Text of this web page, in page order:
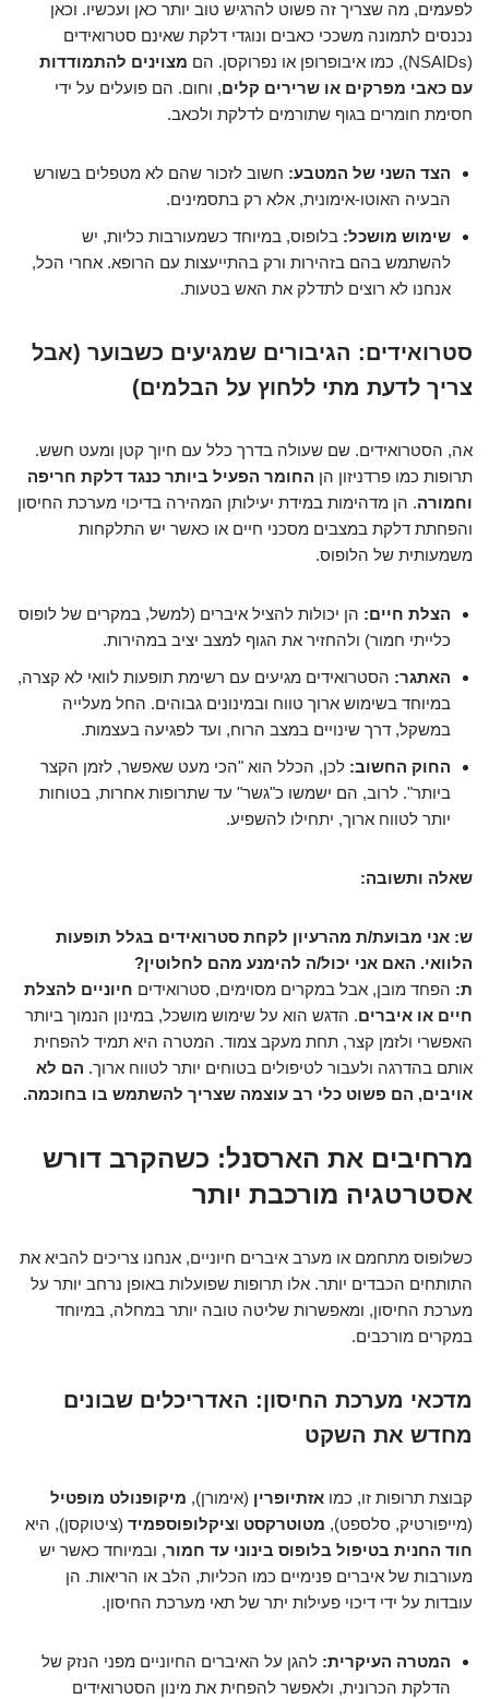
לפעמים, מה שצריך זה פשוט להרגיש טוב יותר כאן ועכשיו. וכאן
נכנסים לתמונה משככי כאבים ונוגדי דלקת שאינם סטרואידים
(NSAIDs), כמו איבופרופן או נפרוקסן. הם
מצוינים להתמודדות
עם כאבי מפרקים או שרירים קלים, וחום. הם פועלים על ידי
חסימת חומרים בגוף שתורמים לדלקת ולכאב.
הצד השני של המטבע: חשוב לזכור שהם לא מטפלים בשורש
הבעיה האוטו-אימונית, אלא רק בתסמינים.
שימוש מושכל: בלופוס, במיוחד כשמעורבות כליות, יש
להשתמש בהם בזהירות ורק בהתייעצות עם הרופא. אחרי הכל,
אנחנו לא רוצים לתדלק את האש בטעות.
סטרואידים: הגיבורים שמגיעים כשבוער (אבל
צריך לדעת מתי ללחוץ על הבלמים)
אה, הסטרואידים. שם שעולה בדרך כלל עם חיוך קטן ומעט חשש.
תרופות כמו פרדניזון הן החומר הפעיל ביותר כנגד דלקת חריפה
וחמורה. הן מדהימות במידת יעילותן המהירה בדיכוי מערכת החיסון
והפחתת דלקת במצבים מסכני חיים או כאשר יש התלקחות
משמעותית של הלופוס.
הצלת חיים: הן יכולות להציל איברים (למשל, במקרים של לופוס
כלייתי חמור) ולהחזיר את הגוף למצב יציב במהירות.
האתגר: הסטרואידים מגיעים עם רשימת תופעות לוואי לא קצרה,
במיוחד בשימוש ארוך טווח ובמינונים גבוהים. החל מעלייה
במשקל, דרך שינויים במצב הרוח, ועד לפגיעה בעצמות.
החוק החשוב: לכן, הכלל הוא "הכי מעט שאפשר, לזמן הקצר
ביותר". לרוב, הם ישמשו כ"גשר" עד שתרופות אחרות, בטוחות
יותר לטווח ארוך, יתחילו להשפיע.
שאלה ותשובה:
ש: אני מבועת/ת מהרעיון לקחת סטרואידים בגלל תופעות
הלוואי. האם אני יכול/ה להימנע מהם לחלוטין?
ת: הפחד מובן, אבל במקרים מסוימים, סטרואידים חיוניים להצלת
חיים או איברים. הדגש הוא על שימוש מושכל, במינון הנמוך ביותר
האפשרי ולזמן קצר, תחת מעקב צמוד. המטרה היא תמיד להפחית
אותם בהדרגה ולעבור לטיפולים בטוחים יותר לטווח ארוך. הם לא
אויבים, הם פשוט כלי רב עוצמה שצריך להשתמש בו בחוכמה.
מרחיבים את הארסנל: כשהקרב דורש
אסטרטגיה מורכבת יותר
כשלופוס מתחמם או מערב איברים חיוניים, אנחנו צריכים להביא את
התותחים הכבדים יותר. אלו תרופות שפועלות באופן נרחב יותר על
מערכת החיסון, ומאפשרות שליטה טובה יותר במחלה, במיוחד
במקרים מורכבים.
מדכאי מערכת החיסון: האדריכלים שבונים
מחדש את השקט
קבוצת תרופות זו, כמו אזתיופרין (אימורן), מיקופנולט מופטיל
(מייפורטיק, סלספט), מטוטרקסט וציקלופוספמיד (ציטוקסן), היא
חוד החנית בטיפול בלופוס בינוני עד חמור, ובמיוחד כאשר יש
מעורבות של איברים פנימיים כמו הכליות, הלב או הריאות. הן
עובדות על ידי דיכוי פעילות יתר של תאי מערכת החיסון.
המטרה העיקרית: להגן על האיברים החיוניים מפני הנזק של
הדלקת הכרונית, ולאפשר להפחית את מינון הסטרואידים